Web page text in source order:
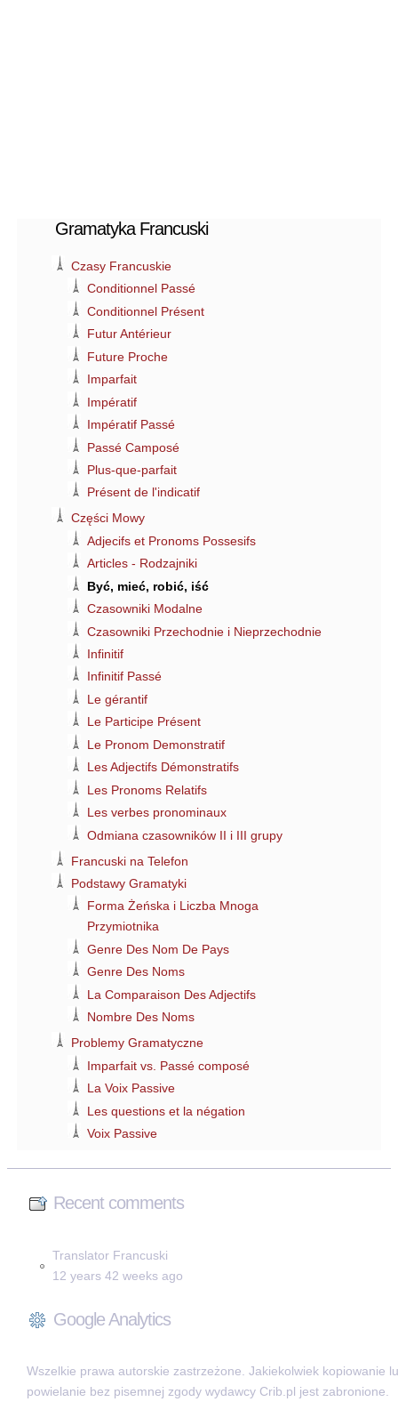
Gramatyka Francuski
Czasy Francuskie
Conditionnel Passé
Conditionnel Présent
Futur Antérieur
Future Proche
Imparfait
Impératif
Impératif Passé
Passé Camposé
Plus-que-parfait
Présent de l'indicatif
Części Mowy
Adjecifs et Pronoms Possesifs
Articles - Rodzajniki
Być, mieć, robić, iść
Czasowniki Modalne
Czasowniki Przechodnie i Nieprzechodnie
Infinitif
Infinitif Passé
Le gérantif
Le Participe Présent
Le Pronom Demonstratif
Les Adjectifs Démonstratifs
Les Pronoms Relatifs
Les verbes pronominaux
Odmiana czasowników II i III grupy
Francuski na Telefon
Podstawy Gramatyki
Forma Żeńska i Liczba Mnoga
Przymiotnika
Genre Des Nom De Pays
Genre Des Noms
La Comparaison Des Adjectifs
Nombre Des Noms
Problemy Gramatyczne
Imparfait vs. Passé composé
La Voix Passive
Les questions et la négation
Voix Passive
Recent comments
Translator Francuski
12 years 42 weeks ago
Google Analytics
Wszelkie prawa autorskie zastrzeżone. Jakiekolwiek kopiowanie
powielanie bez pisemnej zgody wydawcy Crib.pl jest zabronione.